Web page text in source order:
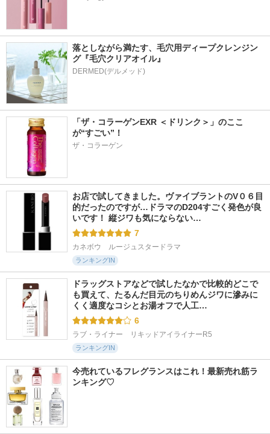
落としながら満たす、毛穴用ディープクレンジン
グ『毛穴クリアオイル』
「ザ・コラーゲンEXR ＜ドリンク＞」のここ
が“すごい”！
ザ・コラーゲン
お店で試してきました。ヴァイブラントのV０６目
的だったのですが…ドラマのD204すごく発色が良
いです！ 縦ジワも気にならない…
7
カネボウ　ルージュスタードラマ
ランキングIN
ドラッグストアなどで試したなかで比較的どこで
も買えて、たるんだ目元のちりめんジワに滲みに
くく適度なコシとお湯オフで人工…
6
ラブ・ライナー　リキッドアイライナーR5
ランキングIN
今売れているフレグランスはこれ！最新売れ筋ラ
ンキング♡